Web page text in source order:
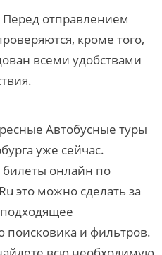
отправлением
кроме того,
всеми удобствами
Автобусные туры
уже сейчас.
билеты онлайн по
это можно сделать за
и фильтров.